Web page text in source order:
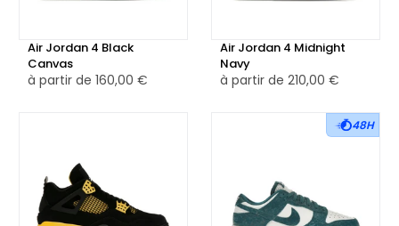
Air Jordan 4 Black
Canvas
à partir de 160,00 €
Air Jordan 4 Midnight
Navy
à partir de 210,00 €
48H